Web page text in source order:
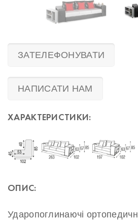
ЗАТЕЛЕФОНУВАТИ
НАПИСАТИ НАМ
ХАРАКТЕРИСТИКИ:
ОПИС:
Ударопоглинаючі